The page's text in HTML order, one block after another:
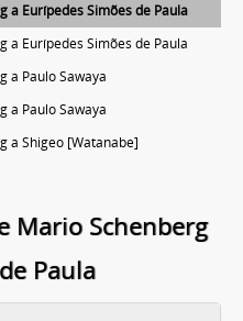
a Eurípedes Simões de Paula
a Eurípedes Simões de Paula
a Paulo Sawaya
a Paulo Sawaya
a Shigeo [Watanabe]
Mario Schenberg
Paula